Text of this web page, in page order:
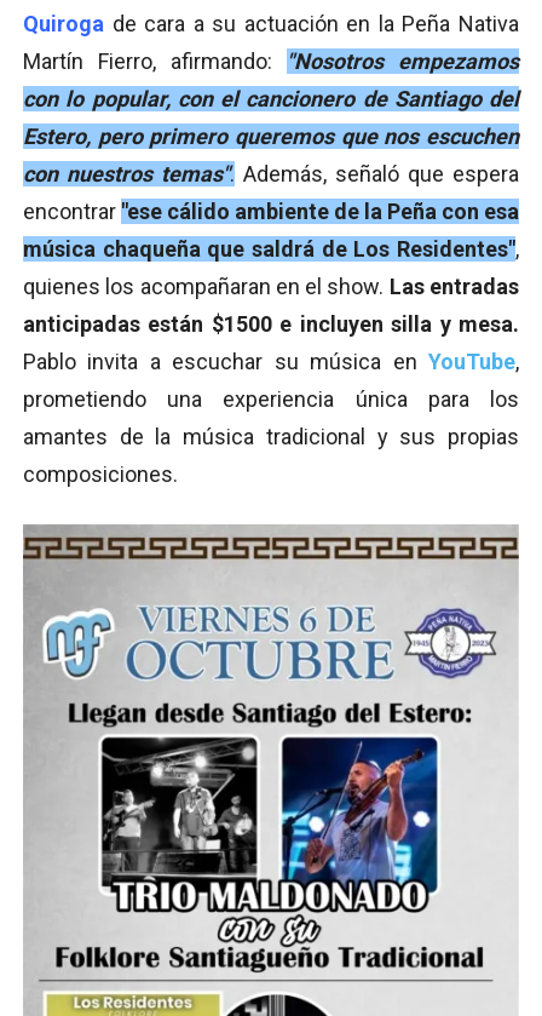
Quiroga de cara a su actuación en la Peña Nativa
Martín Fierro, afirmando:
"Nosotros empezamos
con lo popular, con el cancionero de Santiago del
Estero, pero primero queremos que nos escuchen
con nuestros temas". Además, señaló que espera
encontrar "ese cálido ambiente de la Peña con esa
música chaqueña que saldrá de Los Residentes",
quienes los acompañaran en el show. Las entradas
anticipadas están $1500 e incluyen silla y mesa.
Pablo invita a escuchar su música en YouTube,
prometiendo una experiencia única para los
amantes de la música tradicional y sus propias
composiciones.